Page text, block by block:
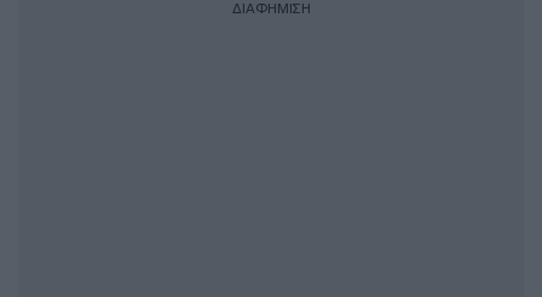
ΔΙΑΦΗΜΙΣΗ